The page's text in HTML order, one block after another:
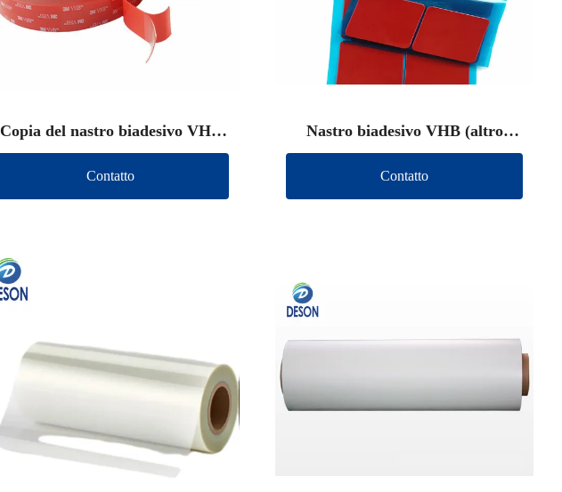
Copia del nastro biadesivo VHB
(altro marchio)
Contatto
Nastro biadesivo VHB (altro
marchio)
Contatto